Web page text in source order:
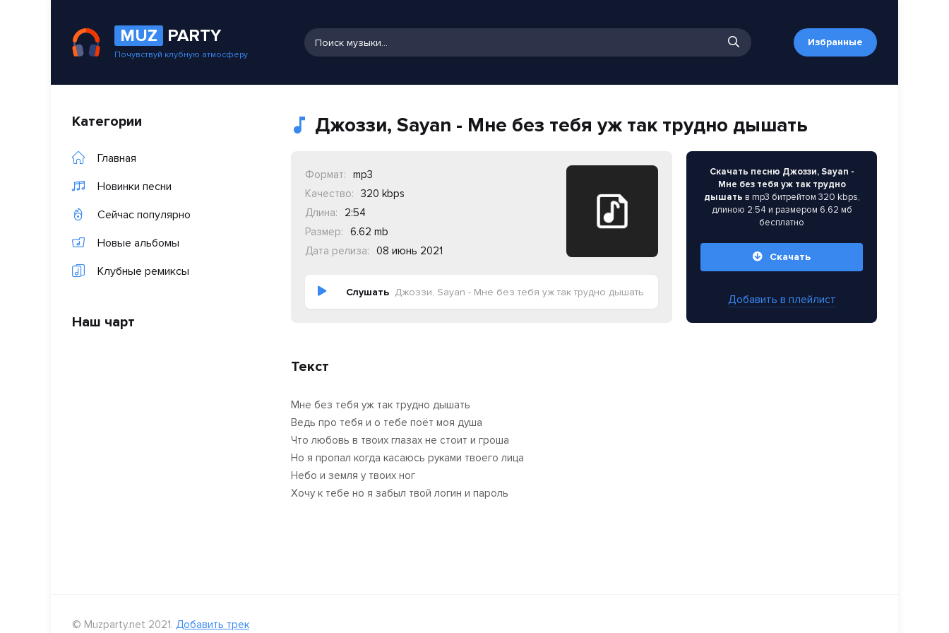
MUZ PARTY
Почувствуй клубную атмосферу
Избранные
Категории
Главная
Новинки песни
Сейчас популярно
Новые альбомы
Клубные ремиксы
Наш чарт
Джоззи, Sayan - Мне без тебя уж так трудно дышать
Формат:
mp3
Качество:
320 kbps
Длина:
2:54
Размер:
6.62 mb
Дата релиза:
08 июнь 2021
Слушать Джоззи, Sayan - Мне без тебя уж так трудно дышать
Скачать песню Джоззи, Sayan -
Мне без тебя уж так трудно
дышать в mp3 битрейтом 320 kbps,
длиною 2:54 и размером 6.62 мб
бесплатно
Скачать
Добавить в плейлист
Текст
Мне без тебя уж так трудно дышать
Ведь про тебя и о тебе поёт моя душа
Что любовь в твоих глазах не стоит и гроша
Но я пропал когда касаюсь руками твоего лица
Небо и земля у твоих ног
Хочу к тебе но я забыл твой логин и пароль
© Muzparty.net 2021. Добавить трек